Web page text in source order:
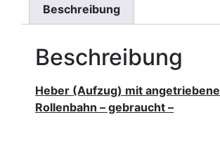
Beschreibung
Beschreibung
Heber (Aufzug) mit angetriebene
Rollenbahn – gebraucht –